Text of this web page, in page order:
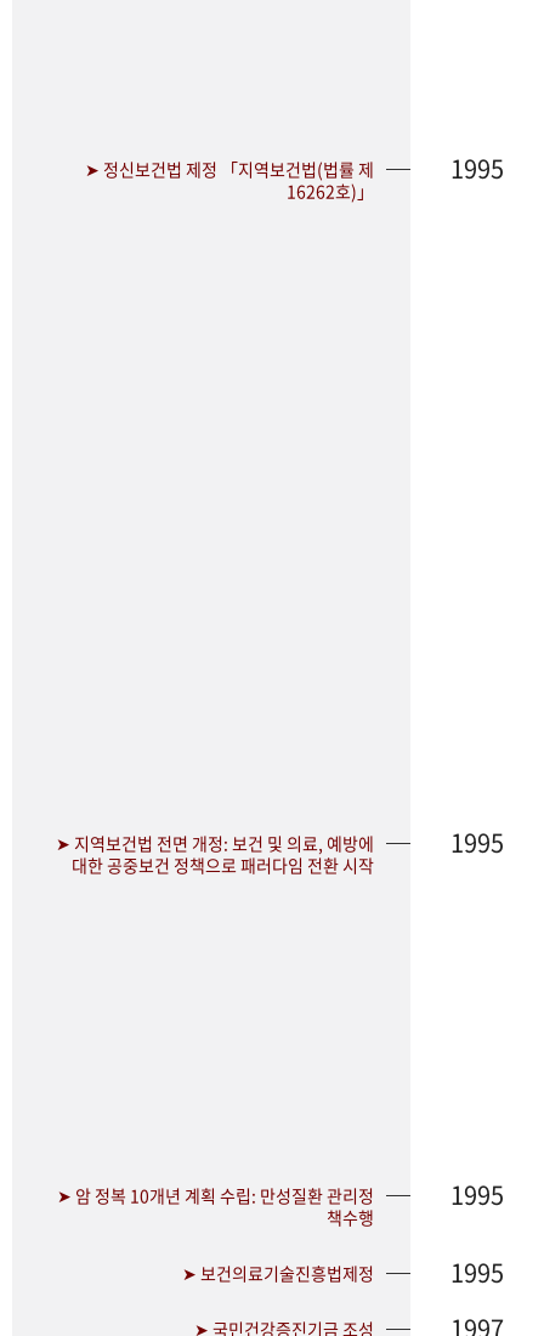
➤ 정신보건법 제정 「지역보건법(법률 제
16262호)」
1995
➤ 지역보건법 전면 개정: 보건 및 의료, 예방에
대한 공중보건 정책으로 패러다임 전환 시작
1995
➤ 암 정복 10개년 계획 수립: 만성질환 관리정
책수행
1995
➤ 보건의료기술진흥법제정 1995
➤ 국민건강증진기금 조성 1997